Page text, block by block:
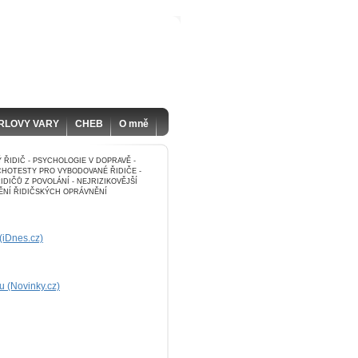
- PSYCHOLOGIE V DOPRAVĚ -
PRO VYBODOVANÉ ŘIDIČE -
Z POVOLÁNÍ - NEJRIZIKOVĚJŠÍ
ŘIDIČSKÝCH OPRÁVNĚNÍ
(Novinky.cz)
VARY CHEB O mně